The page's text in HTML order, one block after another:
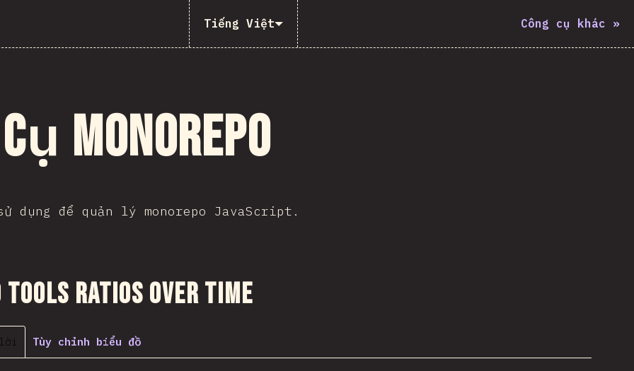
Tiếng Việt Công cụ khác »
Monorepo
dụng để quản lý monorepo JavaScript.
phầnRatios Over Time
Tùy chỉnh biểu đồ